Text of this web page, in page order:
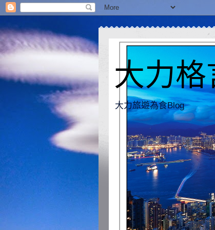
大力
大力旅遊為食Blog